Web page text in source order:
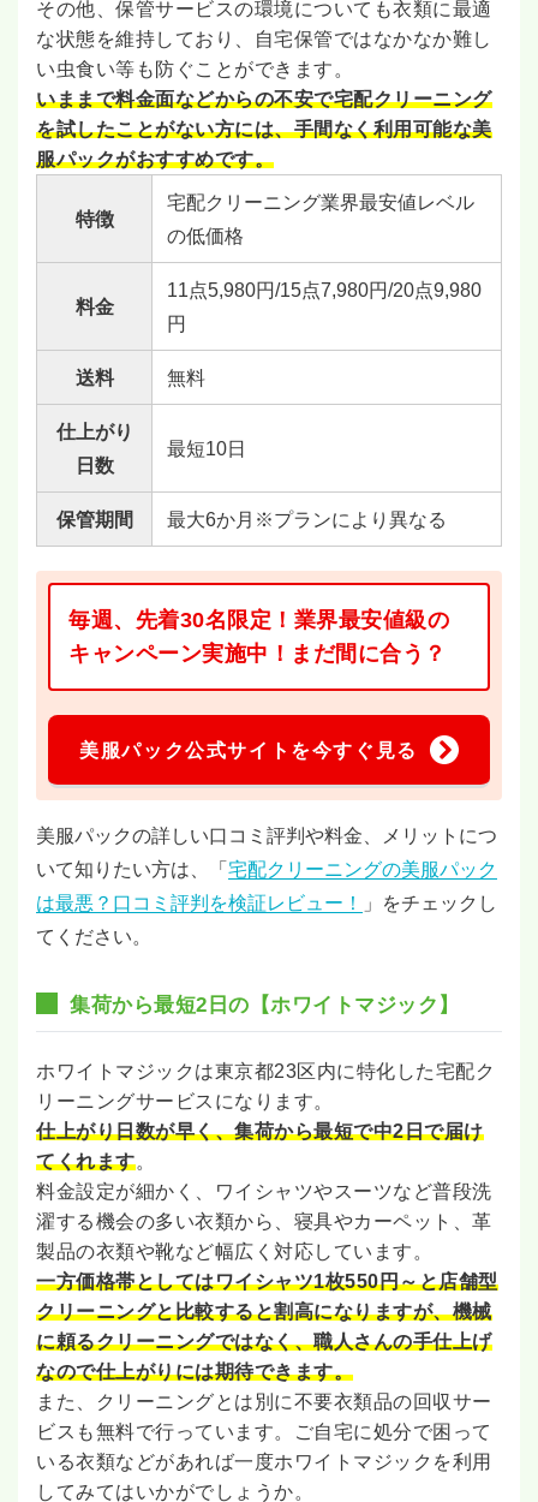
その他、保管サービスの環境についても衣類に最適
な状態を維持しており、自宅保管ではなかなか難し
い虫食い等も防ぐことができます。
いままで料金面などからの不安で宅配クリーニング
を試したことがない方には、手間なく利用可能な美
服パックがおすすめです。
特徴
宅配クリーニング業界最安値レベル
の低価格
料金
11点5,980円/15点7,980円/20点9,980
円
送料 無料
仕上がり
日数
最短10日
保管期間 最大6か月※プランにより異なる
毎週、先着30名限定！業界最安値級の
キャンペーン実施中！まだ間に合う？
美服パック公式サイトを今すぐ見る
美服パックの詳しい口コミ評判や料金、メリットにつ
いて知りたい方は、「 宅配クリーニングの美服パック
は最悪？口コミ評判を検証レビュー！
」をチェックし
てください。
集荷から最短2日の【ホワイトマジック】
ホワイトマジックは東京都23区内に特化した宅配ク
リーニングサービスになります。
仕上がり日数が早く、集荷から最短で中2日で届け
てくれます。
料金設定が細かく、ワイシャツやスーツなど普段洗
濯する機会の多い衣類から、寝具やカーペット、革
製品の衣類や靴など幅広く対応しています。
一方価格帯としてはワイシャツ1枚550円～と店舗型
クリーニングと比較すると割高になりますが、機械
に頼るクリーニングではなく、職人さんの手仕上げ
なので仕上がりには期待できます。
また、クリーニングとは別に不要衣類品の回収サー
ビスも無料で行っています。ご自宅に処分で困って
いる衣類などがあれば一度ホワイトマジックを利用
してみてはいかがでしょうか。